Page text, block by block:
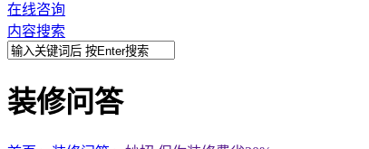
在线咨询
内容搜索
装修问答